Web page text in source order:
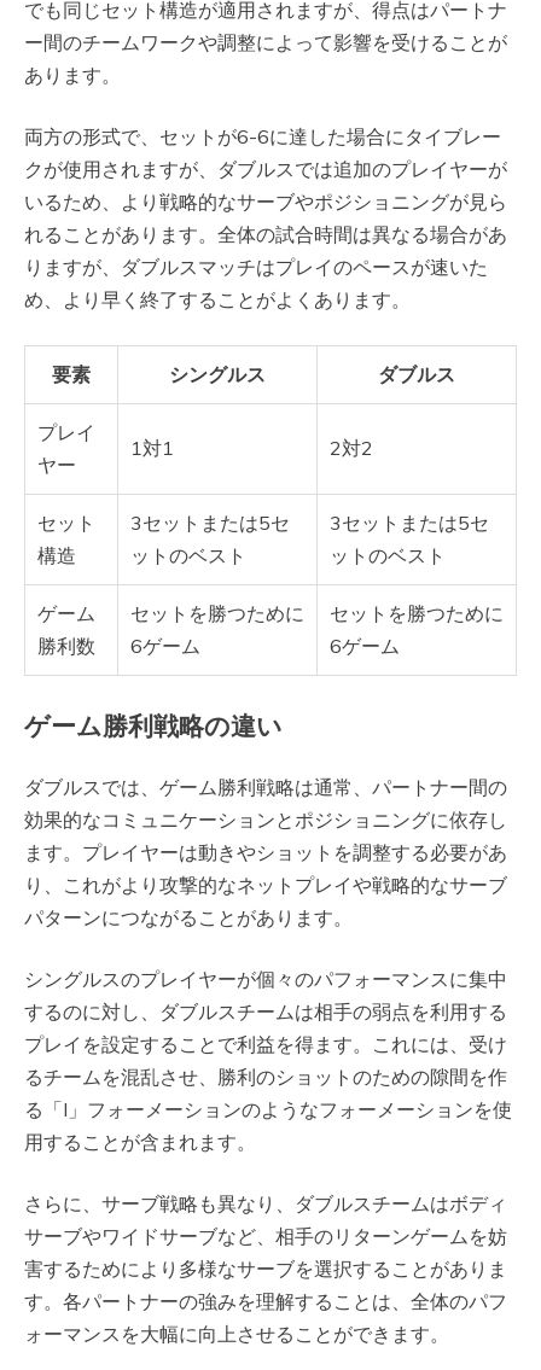
でも同じセット構造が適用されますが、得点はパートナ
ー間のチームワークや調整によって影響を受けることが
あります。
両方の形式で、セットが6-6に達した場合にタイブレー
クが使用されますが、ダブルスでは追加のプレイヤーが
いるため、より戦略的なサーブやポジショニングが見ら
れることがあります。全体の試合時間は異なる場合があ
りますが、ダブルスマッチはプレイのペースが速いた
め、より早く終了することがよくあります。
要素 シングルス ダブルス
プレイ
ヤー
1対1 2対2
セット
構造
3セットまたは5セ
ットのベスト
3セットまたは5セ
ットのベスト
ゲーム
勝利数
セットを勝つために
6ゲーム
セットを勝つために
6ゲーム
ゲーム勝利戦略の違い
ダブルスでは、ゲーム勝利戦略は通常、パートナー間の
効果的なコミュニケーションとポジショニングに依存し
ます。プレイヤーは動きやショットを調整する必要があ
り、これがより攻撃的なネットプレイや戦略的なサーブ
パターンにつながることがあります。
シングルスのプレイヤーが個々のパフォーマンスに集中
するのに対し、ダブルスチームは相手の弱点を利用する
プレイを設定することで利益を得ます。これには、受け
るチームを混乱させ、勝利のショットのための隙間を作
る「I」フォーメーションのようなフォーメーションを使
用することが含まれます。
さらに、サーブ戦略も異なり、ダブルスチームはボディ
サーブやワイドサーブなど、相手のリターンゲームを妨
害するためにより多様なサーブを選択することがありま
す。各パートナーの強みを理解することは、全体のパフ
ォーマンスを大幅に向上させることができます。